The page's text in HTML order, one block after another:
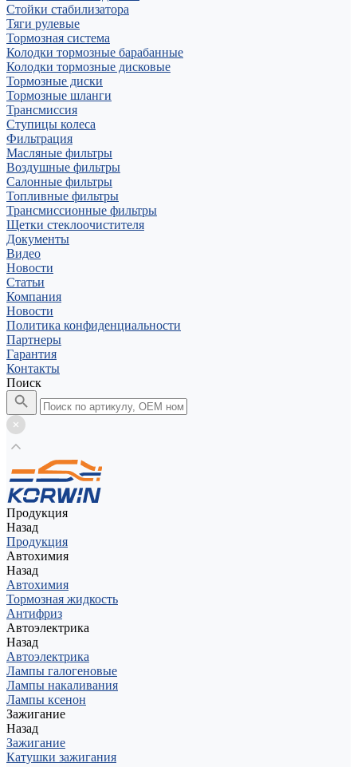
Стойки стабилизатора
Тяги рулевые
Тормозная система
Колодки тормозные барабанные
Колодки тормозные дисковые
Тормозные диски
Тормозные шланги
Трансмиссия
Ступицы колеса
Фильтрация
Масляные фильтры
Воздушные фильтры
Салонные фильтры
Топливные фильтры
Трансмиссионные фильтры
Щетки стеклоочистителя
Документы
Видео
Новости
Статьи
Компания
Новости
Политика конфиденциальности
Партнеры
Гарантия
Контакты
Поиск
Продукция
Назад
Продукция
Автохимия
Назад
Автохимия
Тормозная жидкость
Антифриз
Автоэлектрика
Назад
Автоэлектрика
Лампы галогеновые
Лампы накаливания
Лампы ксенон
Зажигание
Назад
Зажигание
Катушки зажигания